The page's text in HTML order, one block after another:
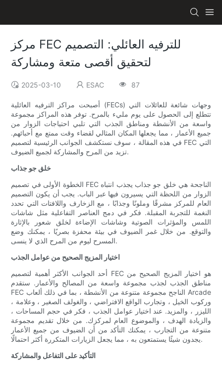
مركز FEC للترفيه العائلي: التصميم
لتحقيق أقصى متعة ومشاركة
2025-03-10 ESAC 87
أصبحت مراكز الترفيه العائلية (FECs) وجهات شائعة للعائلات التي
تتطلع إلى الحصول على يوم مليء بالمرح. توفر هذه المراكز مجموعة
واسعة من الأنشطة ومناطق الجذب التي تلبي احتياجات الزوار من
جميع الأعمار ، مما يجعلها المكان المثالي لقضاء وقت ممتع مع أحبائهم.
في هذه المقالة ، سوف نستكشف الجوانب الرئيسية لتصميم FEC التي
تزيد من المرح والمشاركة لجميع الضيوف.
خلق جو جذاب
الخطوة الأولى في تصميم FEC الناجحة هي خلق جو جذاب يجذب انتباه
الزوار من اللحظة التي يسيرون فيها عبر الباب. يجب أن يكون التصميم
العام للمركز مشرقًا وملونًا وجذابًا ، مع الزخارف واللافتات التي تحدد
النغمة للتجربة المقبلة. فكر في دمج العناصر التفاعلية مثل شاشات
اللمس والمؤثرات الصوتية وشاشات الإضاءة لخلق شعور بالإثارة
والتوقع. من خلال غمر الضيوف في بيئة محفزة بصريًا ، يمكنك وضع
المسرح ليوم من المرح الذي لا ينسى.
اختيار المزيج الصحيح من عوامل الجذب
أحد الجوانب الأكثر أهمية لتصميم FEC هو اختيار المزيج الصحيح من
مناطق الجذب لجذب مجموعة واسعة من المصالح والأعمار. ستقدم
FEC الناجح مجموعة متنوعة من الأنشطة ، بما في ذلك ألعاب Arcade
، وركوب الخيل ، وتجارب الواقع الافتراضي ، والغولف الصغير ، وعلامة
الليزر ، والمزيد. عند اختيار عوامل الجذب ، فكر في حجم المساحات ،
والزيادة الهدف ، والموضوع العام لمركزك. من خلال تقديم مجموعة
متنوعة من التجارب ، يمكنك التأكد من أن الضيوف من جميع الأعمار
يجدون شيئًا يستمتعون به ، مما يجعل الزيارات المتكررة أكثر احتمالًا.
التأكيد على التفاعل والمشاركة